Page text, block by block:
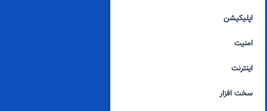
اپلیکیشن
امنیت
اینترنت
سخت افزار